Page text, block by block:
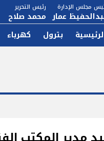
مجلس الإدارة
عمار
رئيس التحرير
محمد صلاح
بترول كهرباء